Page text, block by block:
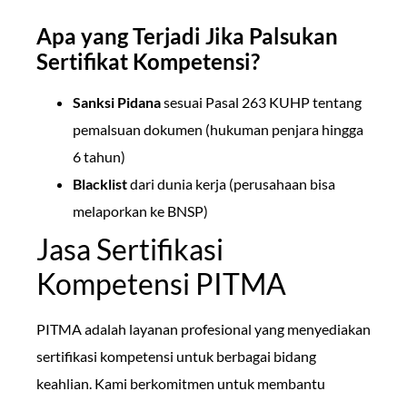
Apa yang Terjadi Jika Palsukan
Sertifikat Kompetensi?
Sanksi Pidanasesuai Pasal 263 KUHP tentang
pemalsuan dokumen (hukuman penjara hingga
6 tahun)
Blacklistdari dunia kerja (perusahaan bisa
melaporkan ke BNSP)
Jasa Sertifikasi
Kompetensi PITMA
PITMA adalah layanan profesional yang menyediakan
sertifikasi kompetensi untuk berbagai bidang
keahlian. Kami berkomitmen untuk membantu